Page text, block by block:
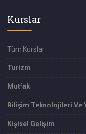
Kurslar
Tüm Kurslar
Turizm
Mutfak
Bilişim Teknolojileri Ve
Kişisel Gelişim